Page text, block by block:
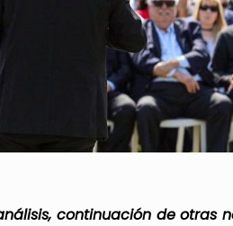
continuación de otras